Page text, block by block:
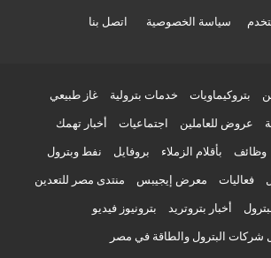
سياسة الخصوصية اتصل بنا
بتروكيماويات خدمات بترولية غاز طبيعي
عروض للعاملين اجتماعيات أخبار تهمك
وظائف بأقلام الزملاء بروفايل نفط وبترول
فعاليات معرض إيجيبس منتدى مصر للتعدين
أخبار بتروتريد بترونيوز فيديو
شركات البترول والطاقة في مصر